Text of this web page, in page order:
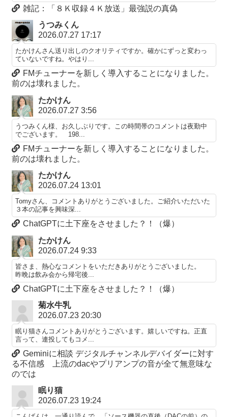
雑記：「８Ｋ収録４Ｋ放送」最強説の真偽
うつみくん
2026.07.27 17:17
たかけんさん送り出しのクオリティですか。確かにずっと変わっ
ていないですね。やはり...
FMチューナーを新しく導入することになりました。
前のは壊れました。
たかけん
2026.07.27 3:56
うつみくん様、お久しぶりです。この時間帯のコメントは夜勤中
でございます。 198...
FMチューナーを新しく導入することになりました。
前のは壊れました。
たかけん
2026.07.24 13:01
Tomyさん、コメントありがとうございました。ご紹介いただいた
３本の記事を興味深...
ChatGPTに土下座をさせました？！（爆）
たかけん
2026.07.24 9:33
皆さま、熱心なコメントをいただきありがとうございました。
昨晩は飲み会から帰宅後...
ChatGPTに土下座をさせました？！（爆）
菊水牛乳
2026.07.23 20:30
眠り猫さんコメントありがとうございます。嬉しいですね。正直
言って、連投してもコメ...
Geminiに相談 デジタルチャンネルデバイダーに対す
る不信感 上流のdacやプリアンプの音が全て無意味な
のでは
眠り猫
2026.07.23 19:24